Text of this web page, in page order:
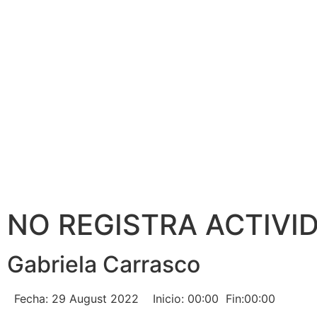
NO REGISTRA
Gabriela Carrasco
Fecha: 29 August 2022 Inicio: 00:00 Fin:00:00